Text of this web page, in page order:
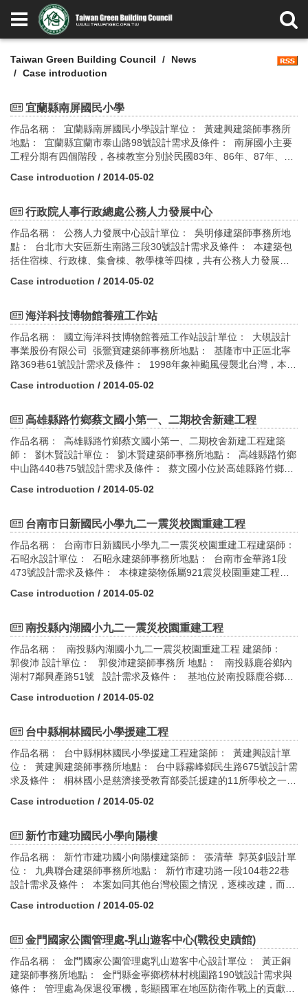
Taiwan Green Building Council
News
Case introduction
宜蘭縣南屏國民小學
作品名稱： 宜蘭縣南屏國民小學設計單位： 黃建興建築師事務所
地點： 宜蘭縣宜蘭市泰山路98號設計需求及條件： 南屏國小主要
工程分期有四個階段，各棟教室分別於民國83年、86年、87年、88
角地，校園西側配置校舍，東側配置運動場地，南側配置體育館。
共同形成棋盤狀院落。每一個院落輔以植栽庭園、步道系統與中央
涼爽之教學環境。校園全區配置顯示教學區與活動區為不同區域。
綠建築設計指標評估： 1.綠化量指標 2.日常節能指標
Case introduction / 2014-05-02
行政院人事行政總處公務人力發展中心
作品名稱： 公務人力發展中心設計單位： 吳明修建築師事務所地
點： 台北市大安區新生南路三段30號設計需求及條件： 本建築包
括住宿棟、行政棟、集會棟、教學棟等四棟，共有公務人力發展中
訓練講習與住宿餐飲服務。共有280間單雙人套房、圖書館、辦公
廳、750人集會堂、溫水游泳池、健身房等休閒設施，以及地下停車
3.日常節能指標 4.CO2減量指標 5.水資源指標 6.污水垃圾改善指
標
Case introduction / 2014-05-02
海洋科技博物館養殖工作站
作品名稱： 國立海洋科技博物館養殖工作站設計單位： 大硯設計
事業股份有限公司 張鶯寶建築師事務所地點： 基隆市中正區北寧
路369巷61號設計需求及條件： 1998年象神颱風侵襲北台灣，本基
經進行邊坡穩定工程整地後，將空間量體置於土坡下，建築構造體
園，使整體環境品質連綿延伸。綠建築設計指標評估： 1.日常節能
Case introduction / 2014-05-02
高雄縣路竹鄉蔡文國小第一、二期校舍新建工程
作品名稱： 高雄縣路竹鄉蔡文國小第一、二期校舍新建工程建築
師： 劉木賢設計單位： 劉木賢建築師事務所地點： 高雄縣路竹鄉
中山路440巷75號設計需求及條件： 蔡文國小位於高雄縣路竹鄉蔡
科學園區的成立，所帶動之工商人口增長，高雄縣政府乃於民國92
配置後，同時因應科學園區成立後實質需求，又增設6班雙語班，並
外，尚包括行政辦公室及自然、音樂、美勞、電腦等專科教室。 路
竹原民「半路竹」，位於府城台南到鳳山之間，約值其半路，竹林
茂盛，為商旅行人休息納涼之地，故稱「半路竹」，直到民國九
年，改稱「路竹」。本案之規劃設計目標，除了滿足「新校園運
綠建築設計指標評估： 1.綠化量指標 2.基地保水指標 3.日常節能
指標 4.水資源指標 5.污水垃圾改善指標
Case introduction / 2014-05-02
台南市日新國民小學九二一震災校園重建工程
作品名稱： 台南市日新國民小學九二一震災校園重建工程建築師：
石昭永設計單位： 石昭永建築師事務所地點： 台南市金華路1段
473號設計需求及條件： 本棟建築物係屬921震災校園重建工程之
蓋起一棟地上4樓的教室大樓。校方的需求，包括普通教室、專科教
而數量化。綠建築設計指標評估： 1.綠化量指標 2.基地保水指標
Case introduction / 2014-05-02
南投縣內湖國小九二一震災校園重建工程
作品名稱： 南投縣內湖國小九二一震災校園重建工程 建築師：
郭俊沛 設計單位： 郭俊沛建築師事務所 地點： 南投縣鹿谷鄉內
湖村7鄰興產路51號 設計需求及條件： 基地位於南投縣鹿谷鄉境
安全影響評估後所決定的新址。基地舊名「石公坪」此乃因其地質
危險影響，外部環境風險較高，必須依據水土保持的各項限制條件
設計指標評估： 1.綠化量指標 2.基地保水指標 3.日常節能指標
4.廢棄物減量指標 5.室內環境指標 6.水資源指標 7.污水垃圾改
善指標
Case introduction / 2014-05-02
台中縣桐林國民小學援建工程
作品名稱： 台中縣桐林國民小學援建工程建築師： 黃建興設計單
位： 黃建興建築師事務所地點： 台中縣霧峰鄉民生路675號設計需
求及條件： 桐林國小是慈濟接受教育部委託援建的11所學校之一，
全校面積為8128M2，是一所六班規模的小學校，全校學生人數僅
低1.8公尺之落差。 由地形及動線考量，校園亮體配置在地形高處
圍成合院型態，虛實空間尺度適當。利用校園內地形的高地差，以
圓形量體作為轉換空間，將底層透空挑高設置特殊的半戶外劇場空
間，可供師生聚會、表演、體能活動，成為校園中心及主要中介空
間，圓形量體二層為圖書室，將空間尺度拉高並在頂層加設鐘樓，
能活動，屢屢在縣際比賽榮獲獎牌，所以在北側戶外場地設置小型
棒球場；校門口左側設置停車場，校園廣場可順坡而上，或由行政
空間經走廊、半戶外劇場空間使級而上，讓桐林校園動靜分明，成
為一小而美之新校園。綠建築設計指標評估： 1.綠化量指標 2.基地
保水指標 3.日常節能指標 4.水資源指標 5.污水垃圾改善指標
Case introduction / 2014-05-02
新竹市建功國民小學向陽樓
作品名稱： 新竹市建功國小向陽樓建築師： 張清華 郭英釗設計單
位： 九典聯合建築師事務所地點： 新竹市建功路一段104巷22巷
設計需求及條件： 本案如同其他台灣校園之情況，逐棟改建，而本
起一棟地上四層，地下一層的教室大樓。來自校方的原始需求：50
選需知中的需求，普通而數量化。 因應設計需求的構想：本案設計
估重新詮釋空間的可能性。而經由下列議題的設定，整理出主要的
空間如：普通教室27間（學童的起居室）、專科教室4間（學童與老
師的創意空間）、多用途共同教室（學童交誼廳及休息室）依每層
Case introduction / 2014-05-02
金門國家公園管理處-乳山遊客中心(戰役史蹟館)
作品名稱： 金門國家公園管理處乳山遊客中心設計單位： 黃正銅
建築師事務所地點： 金門縣金寧鄉榜林村桃園路190號設計需求與
條件： 管理處為保退役軍機，彰顯國軍在地區防衛作戰上的貢獻實